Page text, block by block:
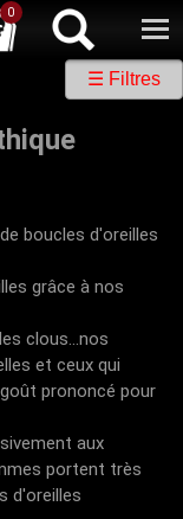
0
| | Facebook
☰ Filtres
boucles d'oreilles
grâce à nos
clous...nos
et ceux qui
prononcé pour
aux
portent très
d'oreilles